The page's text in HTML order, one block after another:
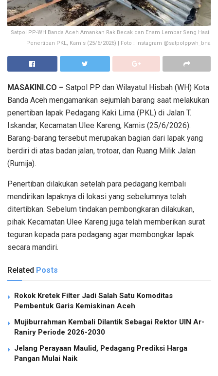
Satpol PP-WH Banda Aceh Amankan Rak Becak dan Enam Lembar Seng Hasil
Penertiban PKL, Kamis (25/6/2026) | Foto : Instagram @satpolppwh_bna
MASAKINI.CO – Satpol PP dan Wilayatul Hisbah (WH) Kota
Banda Aceh mengamankan sejumlah barang saat melakukan
penertiban lapak Pedagang Kaki Lima (PKL) di Jalan T.
Iskandar, Kecamatan Ulee Kareng, Kamis (25/6/2026).
Barang-barang tersebut merupakan bagian dari lapak yang
berdiri di atas badan jalan, trotoar, dan Ruang Milik Jalan
(Rumija).
Penertiban dilakukan setelah para pedagang kembali
mendirikan lapaknya di lokasi yang sebelumnya telah
ditertibkan. Sebelum tindakan pembongkaran dilakukan,
pihak Kecamatan Ulee Kareng juga telah memberikan surat
teguran kepada para pedagang agar membongkar lapak
secara mandiri.
Related Posts
Rokok Kretek Filter Jadi Salah Satu Komoditas
Pembentuk Garis Kemiskinan Aceh
Mujiburrahman Kembali Dilantik Sebagai Rektor UIN Ar-
Raniry Periode 2026-2030
Jelang Perayaan Maulid, Pedagang Prediksi Harga
Pangan Mulai Naik